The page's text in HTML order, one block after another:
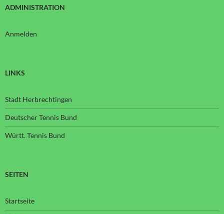
ADMINISTRATION
Anmelden
LINKS
Stadt Herbrechtingen
Deutscher Tennis Bund
Württ. Tennis Bund
SEITEN
Startseite